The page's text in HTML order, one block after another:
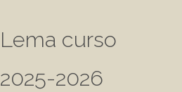
Lema curso
2025-2026